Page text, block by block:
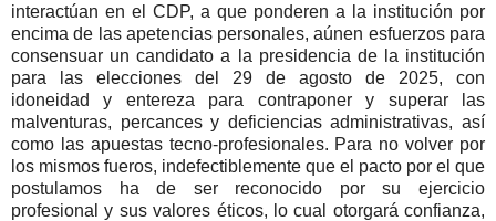
interactúan en el CDP, a que ponderen a la institución por
encima de las apetencias personales, aúnen esfuerzos para
consensuar un candidato a la presidencia de la institución
para las elecciones del 29 de agosto de 2025, con
idoneidad y entereza para contraponer y superar las
malventuras, percances y deficiencias administrativas, así
como las apuestas tecno-profesionales. Para no volver por
los mismos fueros, indefectiblemente que el pacto por el que
postulamos ha de ser reconocido por su ejercicio
profesional y sus valores éticos, lo cual otorgará confianza,